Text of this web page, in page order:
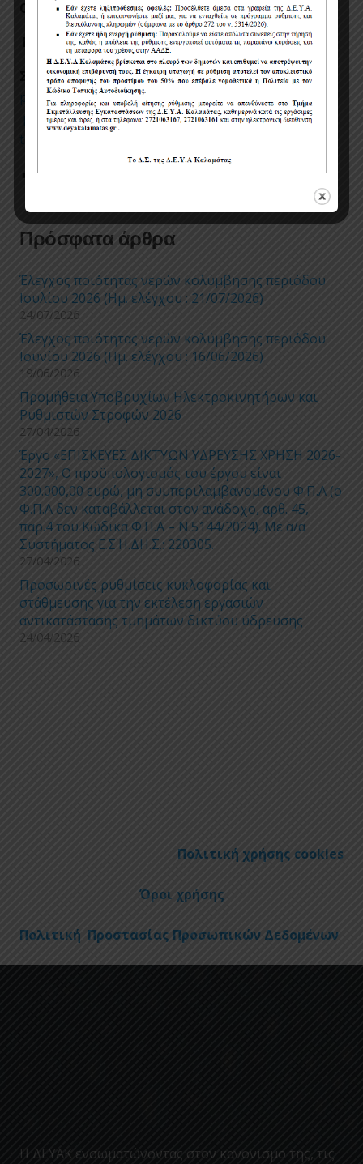
Ο ΑΝΑΠΛΗΡΩΤΗΣ ΓΕΝΙΚΟΣ ΔΙΕΥΘΥΝΤΗΣ
ΜΙΧΑΛΗΣ ΒΑΣΙΛΕΙΑΔΗΣ
Συνημμένα αρχεία: meleti_18.pdf
proipologismos_meletis_3.pdf
proiopologismos_prosforas.pdf
Post Views:0
Πρόσφατα άρθρα
Έλεγχος ποιότητας νερών κολύμβησης περιόδου
Ιουλίου 2026 (Ημ. ελέγχου : 21/07/2026)
24/07/2026
Έλεγχος ποιότητας νερών κολύμβησης περιόδου
Ιουνίου 2026 (Ημ. ελέγχου : 16/06/2026)
19/06/2026
Προμήθεια Υποβρυχίων Ηλεκτροκινητήρων και
Ρυθμιστών Στροφών 2026
27/04/2026
Έργο «ΕΠΙΣΚΕΥΕΣ ΔΙΚΤΥΩΝ ΥΔΡΕΥΣΗΣ ΧΡΗΣΗ 2026-
2027», Ο προϋπολογισμός του έργου είναι
300.000,00 ευρώ, μη συμπεριλαμβανομένου Φ.Π.Α (ο
Φ.Π.Α δεν καταβάλλεται στον ανάδοχο, αρθ. 45,
παρ.4 του Κώδικα Φ.Π.Α – Ν.5144/2024). Με α/α
Συστήματος Ε.Σ.Η.ΔΗ.Σ.: 220305.
27/04/2026
Προσωρινές ρυθμίσεις κυκλοφορίας και
στάθμευσης για την εκτέλεση εργασιών
αντικατάστασης τμημάτων δικτύου ύδρευσης
24/04/2026
Πολιτική χρήσης cookies
Όροι χρήσης
Πολιτική Προστασίας Προσωπικών Δεδομένων
Η ΔΕΥΑΚ ενσωματώνοντας στον κανονισμο της, τις